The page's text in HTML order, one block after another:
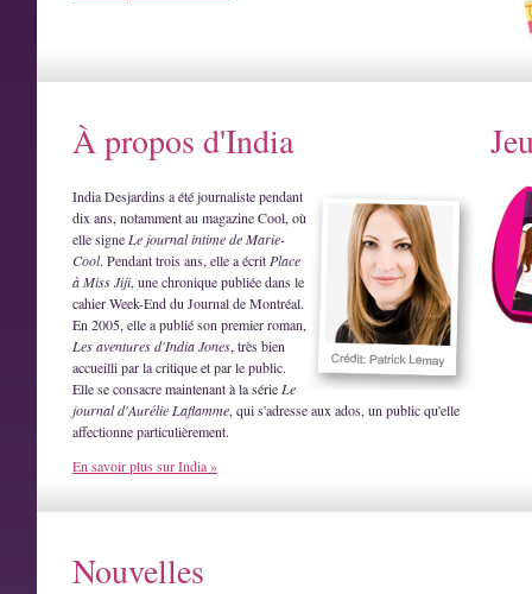
À propos d'India
India Desjardins a été journaliste pendant
dix ans, notamment au magazine Cool, où
elle signe Le journal intime de Marie-
Cool. Pendant trois ans, elle a écrit Place
à Miss Jiji, une chronique publiée dans le
cahier Week-End du Journal de Montréal.
En 2005, elle a publié son premier roman,
Les aventures d'India Jones, très bien
accueilli par la critique et par le public.
Elle se consacre maintenant à la série Le
journal d'Aurélie Laflamme, qui s'adresse aux ados, un public qu'elle
affectionne particulièrement.
En savoir plus sur India »
Nouvelles